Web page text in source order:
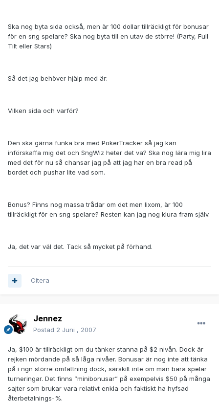
Ska nog byta sida också, men är 100 dollar tillräckligt för bonusar
för en sng spelare? Ska nog byta till en utav de större! (Party, Full
Tilt eller Stars)
Så det jag behöver hjälp med är:
Vilken sida och varför?
Den ska gärna funka bra med PokerTracker så jag kan
införskaffa mig det och SngWiz heter det va? Ska nog lära mig lira
med det för nu så chansar jag på att jag har en bra read på
bordet och pushar lite vad som.
Bonus? Finns nog massa trådar om det men lixom, är 100
tillräckligt för en sng spelare? Resten kan jag nog klura fram själv.
Ja, det var väl det. Tack så mycket på förhand.
Citera
Jennez
Postad 2 Juni , 2007
Ja, $100 är tillräckligt om du tänker stanna på $2 nivån. Dock är
rejken mördande på så låga nivåer. Bonusar är nog inte att tänka
på i ngn större omfattning dock, särskilt inte om man bara spelar
turneringar. Det finns ”minibonusar” på exempelvis $50 på många
sajter som brukar vara relativt enkla och faktiskt ha hyfsad
återbetalnings-%.